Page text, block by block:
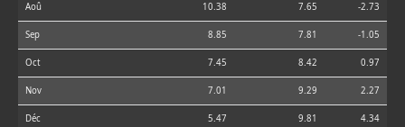
Aoû 10.38 7.65 -2.73
Sep 8.85 7.81 -1.05
Oct 7.45 8.42 0.97
Nov 7.01 9.29 2.27
Déc 5.47 9.81 4.34